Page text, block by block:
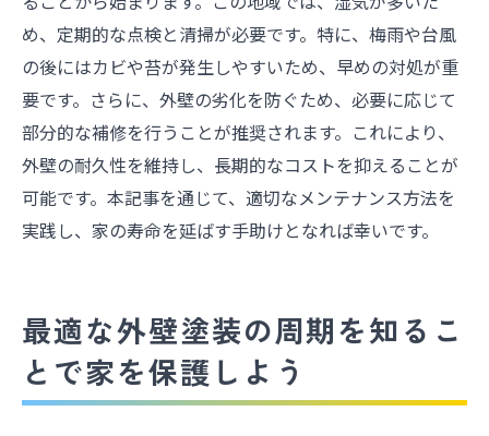
め、定期的な点検と清掃が必要です。特に、梅雨や台風
の後にはカビや苔が発生しやすいため、早めの対処が重
要です。さらに、外壁の劣化を防ぐため、必要に応じて
部分的な補修を行うことが推奨されます。これにより、
外壁の耐久性を維持し、長期的なコストを抑えることが
可能です。本記事を通じて、適切なメンテナンス方法を
実践し、家の寿命を延ばす手助けとなれば幸いです。
最適な外壁塗装の周期を知るこ
とで家を保護しよう